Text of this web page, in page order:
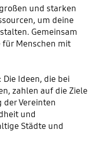
und starken
um deine
Gemeinsam
Menschen mit
Ideen, die bei
zahlen auf die Ziele
Vereinten
und
Städte und